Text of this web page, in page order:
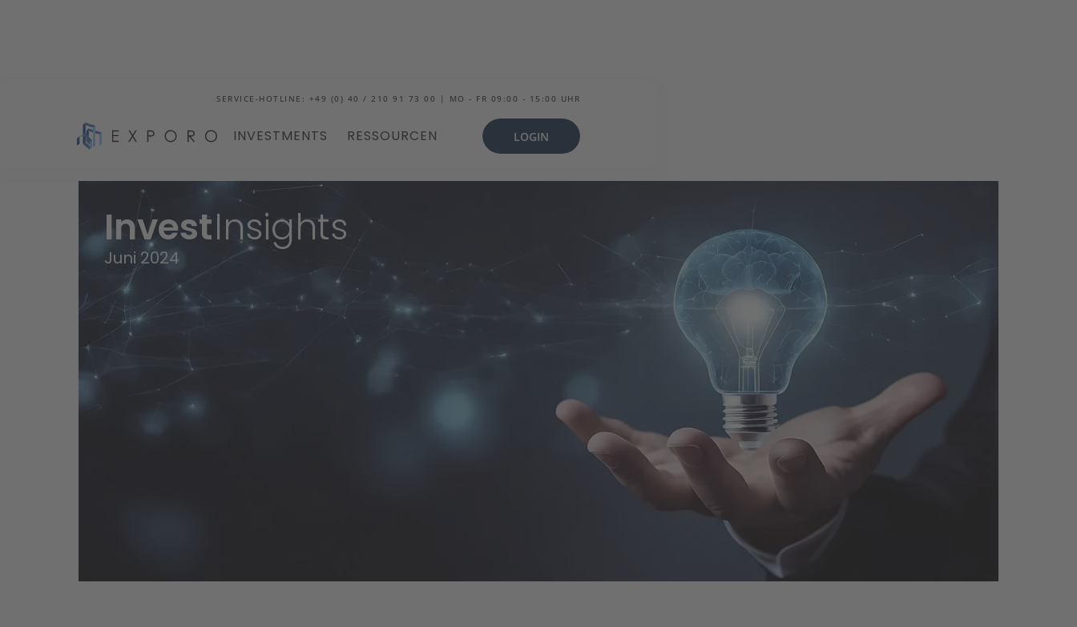
SERVICE-HOTLINE: +49 (0) 40 / 210 91 73 00 | MO - FR 09:00 - 15:00 UHR
INVESTMENTS RESSOURCEN LOGIN
Blog InvestInsights: Juni
InvestInsights
Juni 2024